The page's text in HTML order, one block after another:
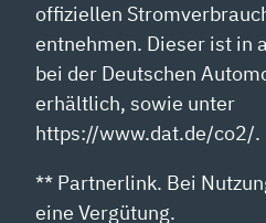
offiziellen
entnehmen. Dieser ist in
bei der Deutschen
erhältlich, sowie unter
https://www.dat.de/co2/.
** Partnerlink. Bei
eine Vergütung.